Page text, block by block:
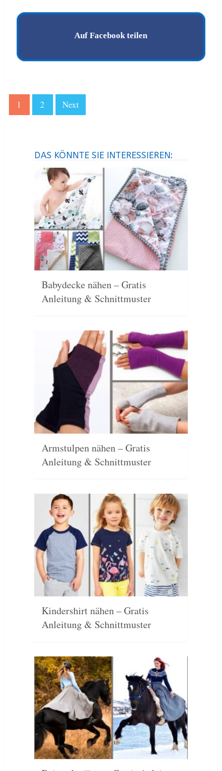
Auf Facebook teilen
1 2 Next
DAS KÖNNTE SIE INTERESSIEREN:
Babydecke nähen – Gratis
Anleitung & Schnittmuster
Armstulpen nähen – Gratis
Anleitung & Schnittmuster
Kindershirt nähen – Gratis
Anleitung & Schnittmuster